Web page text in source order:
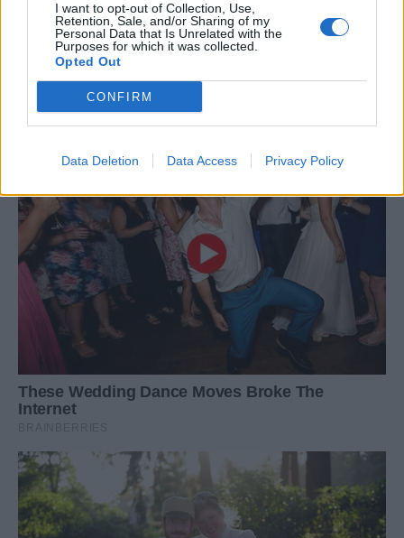
I want to opt-out of Collection, Use,
Retention, Sale, and/or Sharing of my
Personal Data that Is Unrelated with the
Purposes for which it was collected.
Opted Out
CONFIRM
Data Deletion Data Access Privacy Policy